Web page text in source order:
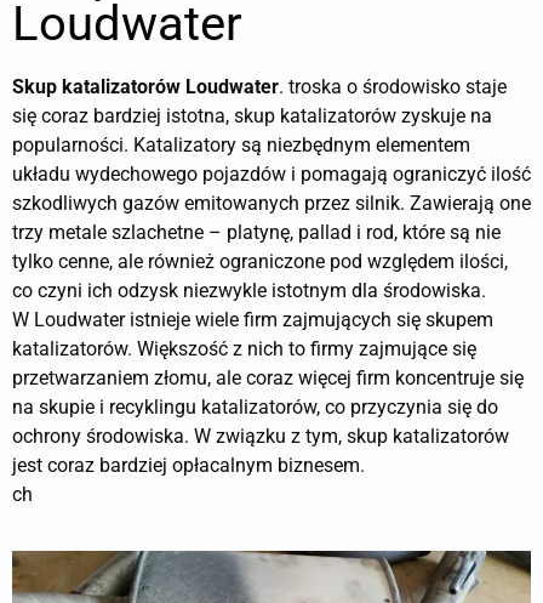
Loudwater
Skup katalizatorów Loudwater. troska o środowisko staje
się coraz bardziej istotna, skup katalizatorów zyskuje na
popularności. Katalizatory są niezbędnym elementem
układu wydechowego pojazdów i pomagają ograniczyć ilość
szkodliwych gazów emitowanych przez silnik. Zawierają one
trzy metale szlachetne – platynę, pallad i rod, które są nie
tylko cenne, ale również ograniczone pod względem ilości,
co czyni ich odzysk niezwykle istotnym dla środowiska.
W Loudwater istnieje wiele firm zajmujących się skupem
katalizatorów. Większość z nich to firmy zajmujące się
przetwarzaniem złomu, ale coraz więcej firm koncentruje się
na skupie i recyklingu katalizatorów, co przyczynia się do
ochrony środowiska. W związku z tym, skup katalizatorów
jest coraz bardziej opłacalnym biznesem.
ch